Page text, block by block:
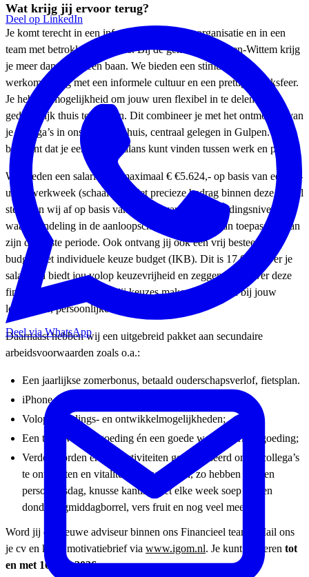
Wat krijg jij ervoor terug?
Je komt terecht in een informele ambitieuze organisatie en in een
team met betrokken collega’s. Bij de gemeente Gulpen-Wittem krijg
je meer dan alleen een baan. We bieden een stimulerende
werkomgeving met een informele cultuur en een prettige werksfeer.
Je hebt de mogelijkheid om jouw uren flexibel in te delen en
gedeeltelijk thuis te werken. Dit combineer je met het ontmoeten van
je collega’s in ons gemeentehuis, centraal gelegen in Gulpen. Dat
betekent dat je een goede balans kunt vinden tussen werk en privé.
Wij bieden een salaris van maximaal € €5.624,- op basis van een 36-
urige werkweek (schaal 10). Het precieze bedrag binnen deze schaal
stemmen wij af op basis van jouw ervaring en opleidingsniveau,
waarbij indeling in de aanloopschaal (schaal 09) van toepassing kan
zijn de eerste periode. Ook ontvang jij ook een vrij besteedbaar
budget, het individuele keuze budget (IKB). Dit is 17,05% over je
salaris en biedt jou volop keuzevrijheid en zeggenschap over deze
financiële ruimte. Zo kun jij keuzes maken die passen bij jouw
levensfase, persoonlijke wensen en doelen.
Daarnaast hebben wij een uitgebreid pakket aan secundaire
arbeidsvoorwaarden zoals o.a.:
Een jaarlijkse zomerbonus, betaald ouderschapsverlof, fietsplan.
iPhone en laptop in bruikleen;
Volop opleidings- en ontwikkelmogelijkheden;
Een thuiswerkvergoeding én een goede woon-werkvergoeding;
Verder worden er veel activiteiten georganiseerd om je collega’s
te ontmoeten en vitaliteit te bevorderen, zo hebben we een
personeelsdag, knusse kantine met elke week soep en een
donderdagmiddagborrel, vers fruit en nog veel meer.
Word jij de nieuwe adviseur binnen ons Financieel team? Mail ons
je cv en korte motivatiebrief via www.igom.nl. Je kunt reageren tot
en met 16 juni 2026.
Deel op LinkedIn
Deel via WhatsApp